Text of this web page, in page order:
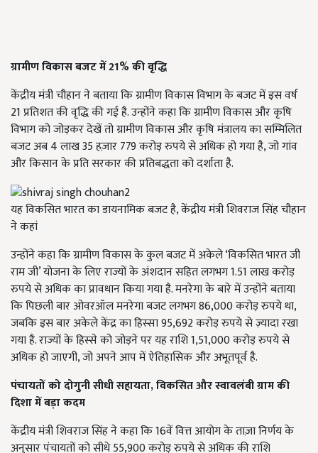
ग्रामीण विकास बजट में 21% की वृद्धि
केंद्रीय मंत्री चौहान ने बताया कि ग्रामीण विकास विभाग के बजट में इस वर्ष
21 प्रतिशत की वृद्धि की गई है. उन्होंने कहा कि ग्रामीण विकास और कृषि
विभाग को जोड़कर देखें तो ग्रामीण विकास और कृषि मंत्रालय का सम्मिलित
बजट अब 4 लाख 35 हज़ार 779 करोड़ रुपये से अधिक हो गया है, जो गांव
और किसान के प्रति सरकार की प्रतिबद्धता को दर्शाता है.
यह विकसित भारत का डायनामिक बजट है, केंद्रीय मंत्री शिवराज सिंह चौहान
ने कहां
उन्होंने कहा कि ग्रामीण विकास के कुल बजट में अकेले ‘विकसित भारत जी
राम जी’ योजना के लिए राज्यों के अंशदान सहित लगभग 1.51 लाख करोड़
रुपये से अधिक का प्रावधान किया गया है. मनरेगा के बारे में उन्होंने बताया
कि पिछली बार ओवरऑल मनरेगा बजट लगभग 86,000 करोड़ रुपये था,
जबकि इस बार अकेले केंद्र का हिस्सा 95,692 करोड़ रुपये से ज़्यादा रखा
गया है. राज्यों के हिस्से को जोड़ने पर यह राशि 1,51,000 करोड़ रुपये से
अधिक हो जाएगी, जो अपने आप में ऐतिहासिक और अभूतपूर्व है.
पंचायतों को दोगुनी सीधी सहायता, विकसित और स्वावलंबी ग्राम की
दिशा में बड़ा कदम
केंद्रीय मंत्री शिवराज सिंह ने कहा कि 16वें वित्त आयोग के ताज़ा निर्णय के
अनुसार पंचायतों को सीधे 55,900 करोड़ रुपये से अधिक की राशि